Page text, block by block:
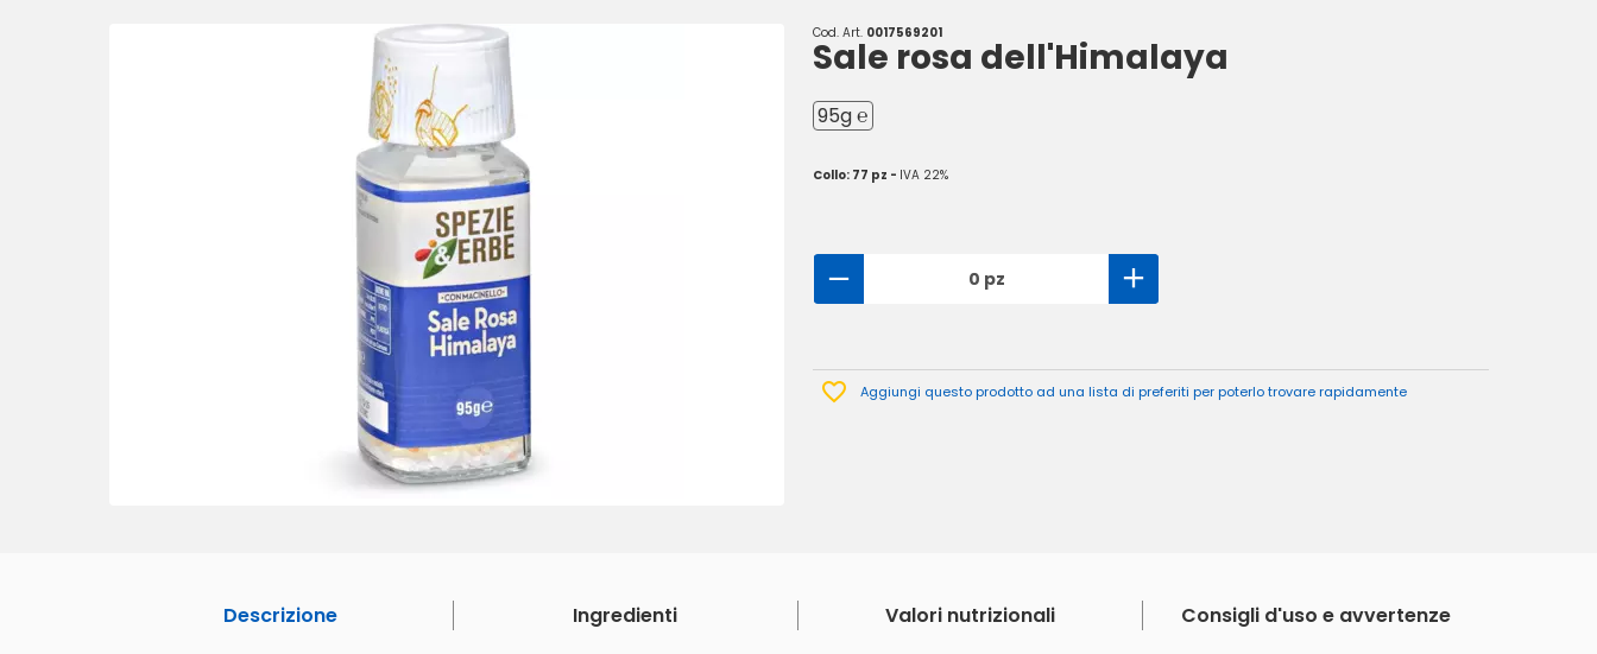
Cod. Art. 0017569201
Sale rosa dell'Himalaya
95g ℮
Collo: 77 pz - IVA 22%
0 pz
Aggiungi questo prodotto ad una lista di preferiti per poterlo trovare rapidamente
Descrizione Ingredienti Valori nutrizionali Consigli d'uso e avvertenze